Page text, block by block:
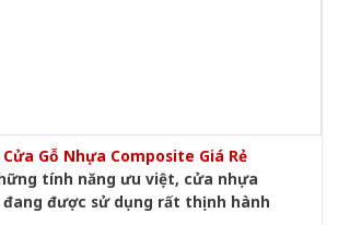
Cửa Gỗ Nhựa Composite Giá Rẻ
tính năng ưu việt, cửa nhựa
được sử dụng rất thịnh hành